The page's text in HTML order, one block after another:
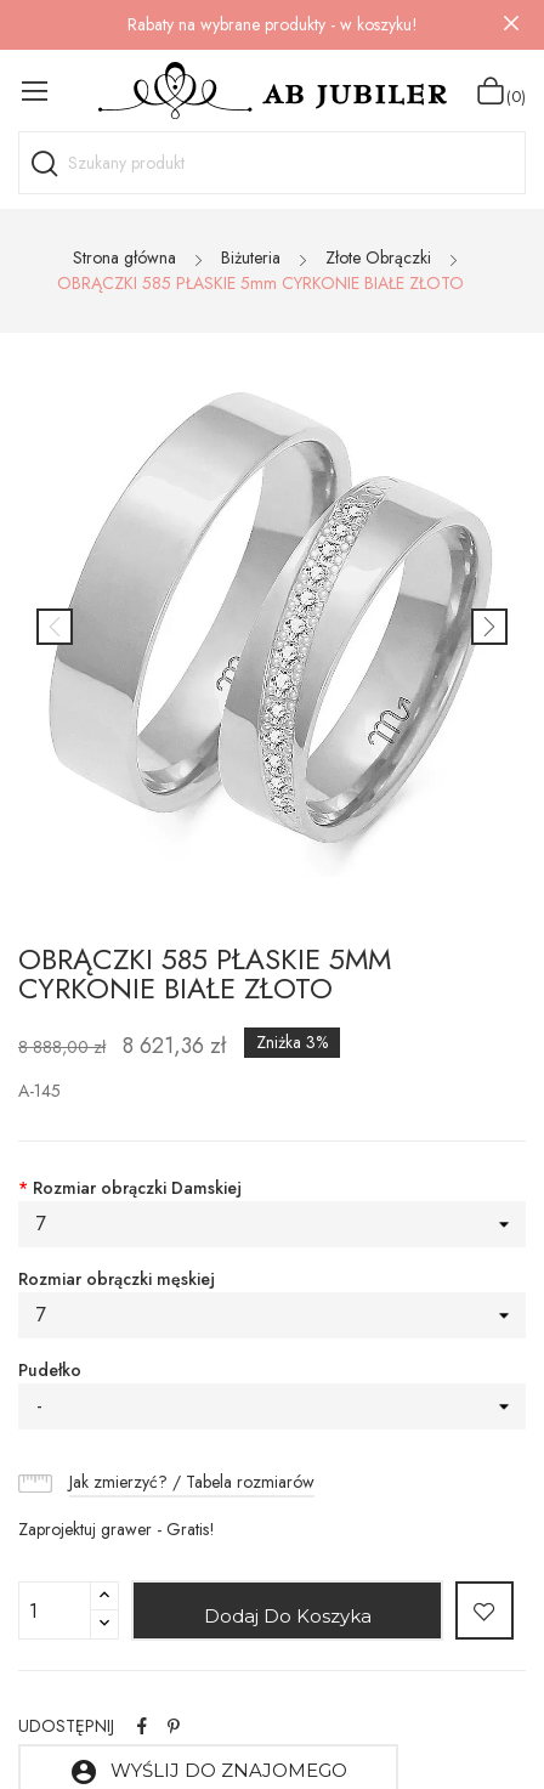
Rabaty na wybrane produkty - w koszyku!
(0)
Strona główna Biżuteria
Złote Obrączki
OBRĄCZKI 585 PŁASKIE 5mm CYRKONIE BIAŁE ZŁOTO
OBRĄCZKI 585 PŁASKIE 5MM
CYRKONIE BIAŁE ZŁOTO
8 888,00 zł 8 621,36 zł
Zniżka 3%
A-145
* Rozmiar obrączki Damskiej
7
Rozmiar obrączki męskiej
7
Pudełko
-
Jak zmierzyć? / Tabela rozmiarów
Zaprojektuj grawer - Gratis!
Dodaj Do Koszyka
UDOSTĘPNIJ
account_circle WYŚLIJ DO ZNAJOMEGO